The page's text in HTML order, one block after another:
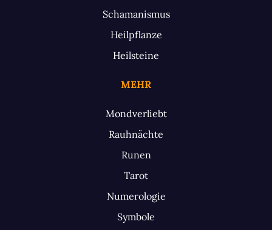
Schamanismus
Heilpflanze
Heilsteine
MEHR
Mondverliebt
Rauhnächte
Runen
Tarot
Numerologie
Symbole